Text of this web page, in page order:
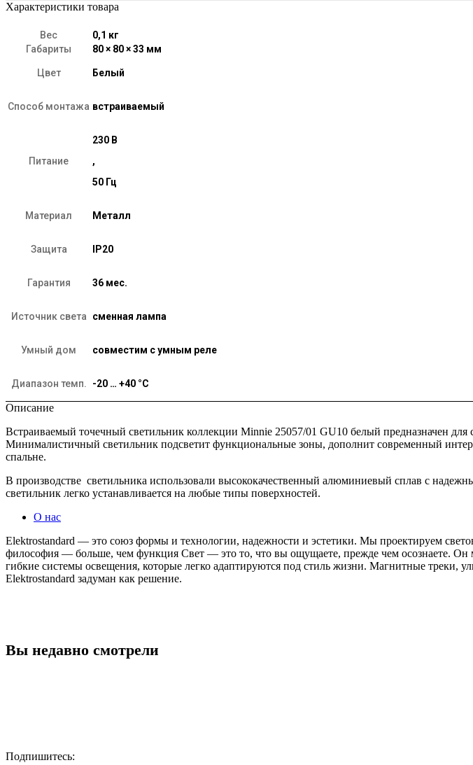
Характеристики товара
Вес
0,1 кг
Габариты
80 × 80 × 33 мм
Цвет Белый
Способ монтажа встраиваемый
Питание
230 В
,
50 Гц
Материал Металл
Защита IP20
Гарантия 36 мес.
Источник света сменная лампа
Умный дом совместим с умным реле
Диапазон темп. -20 … +40 °C
Описание
Встраиваемый точечный светильник коллекции Minnie 25057/01 GU10 белый предназначен
Минималистичный светильник подсветит функциональные зоны, дополнит современный
спальне.
В производстве светильника использовали высококачественный алюминиевый сплав с
светильник легко устанавливается на любые типы поверхностей.
О нас
Elektrostandard — это союз формы и технологии, надежности и эстетики. Мы проектируем
философия — больше, чем функция Свет — это то, что вы ощущаете, прежде чем осознаете.
гибкие системы освещения, которые легко адаптируются под стиль жизни. Магнитные
Elektrostandard задуман как решение.
Вы недавно смотрели
Подпишитесь: